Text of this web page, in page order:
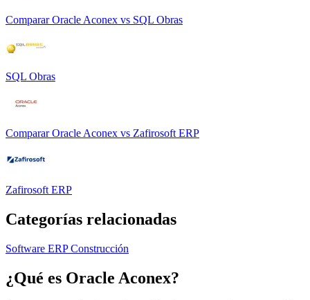
Comparar Oracle Aconex vs SQL Obras
SQL Obras
Comparar Oracle Aconex vs Zafirosoft ERP
Zafirosoft ERP
Categorías relacionadas
Software ERP Construcción
¿Qué es Oracle Aconex?